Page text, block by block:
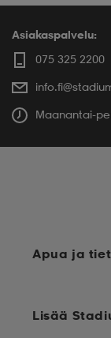
Asiakaspalvelu:
075 325 2200
Maanantai-
Apua ja
Lisää